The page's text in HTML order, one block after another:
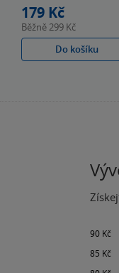
179 Kč
Běžně299 Kč
Do košíku